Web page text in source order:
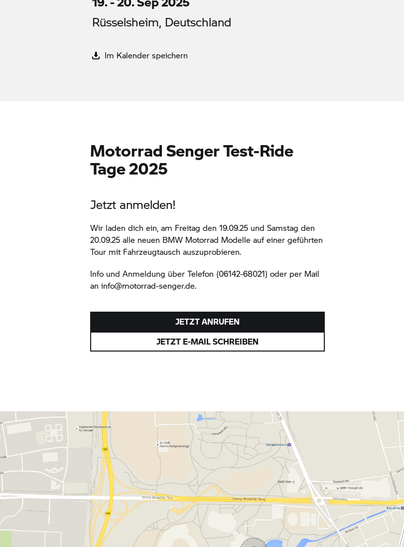
Rüsselsheim, Deutschland
Im Kalender speichern
Motorrad Senger Test-Ride
Tage 2025
Jetzt anmelden!
Wir laden dich ein, am Freitag den 19.09.25 undSamstag den
20.09.25 alle neuen BMW Motorrad Modelle auf einer geführten
Tour mit Fahrzeugtausch auszuprobieren.
Info und Anmeldung über Telefon (06142-68021) oder per Mail
an info@motorrad-senger.de.
JETZT ANRUFEN
JETZT E-MAIL SCHREIBEN